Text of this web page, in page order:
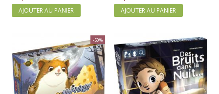
AJOUTER AU PANIER AJOUTER AU PANIER
-50%